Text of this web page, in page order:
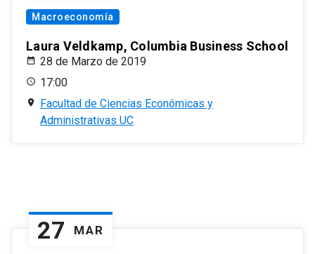
Macroeconomía
Laura Veldkamp, Columbia Business School
28 de Marzo de 2019
17:00
Facultad de Ciencias Económicas y
Administrativas UC
27 MAR